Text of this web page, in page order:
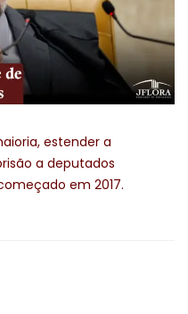
estender a
a deputados
em 2017.